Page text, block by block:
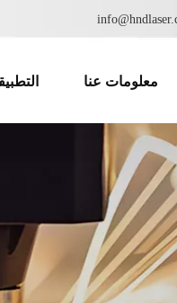
معلومات عنا